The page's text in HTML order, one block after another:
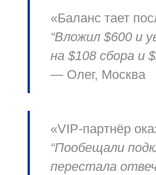
«Баланс тает
“Вложил $600 и
на $108 сбора и
— Олег, Москва
«VIP‑партнёр
“Пообещали
перестала